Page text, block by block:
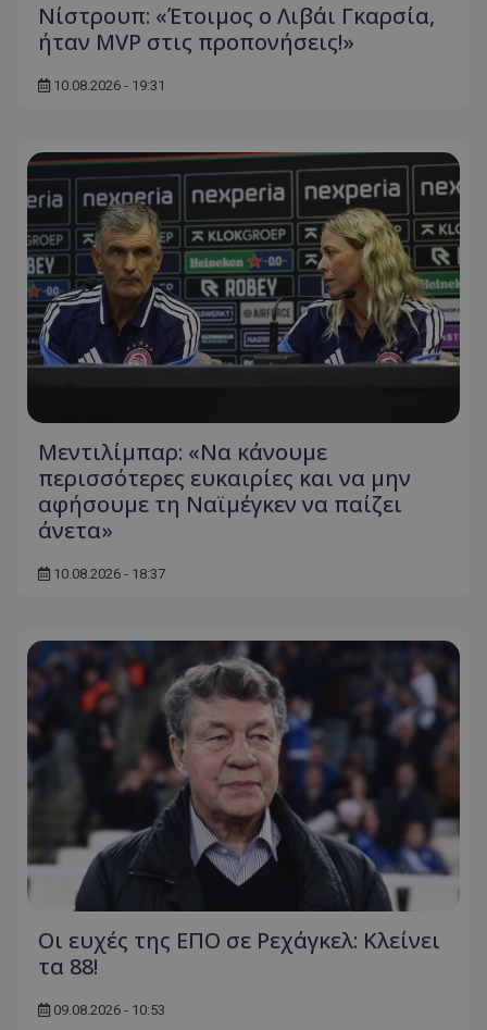
Νίστρουπ: «Έτοιμος ο Λιβάι Γκαρσία,
ήταν MVP στις προπονήσεις!»
10.08.2026 - 19:31
Μεντιλίμπαρ: «Να κάνουμε
περισσότερες ευκαιρίες και να μην
αφήσουμε τη Ναϊμέγκεν να παίζει
άνετα»
10.08.2026 - 18:37
Οι ευχές της ΕΠΟ σε Ρεχάγκελ: Κλείνει
τα 88!
09.08.2026 - 10:53